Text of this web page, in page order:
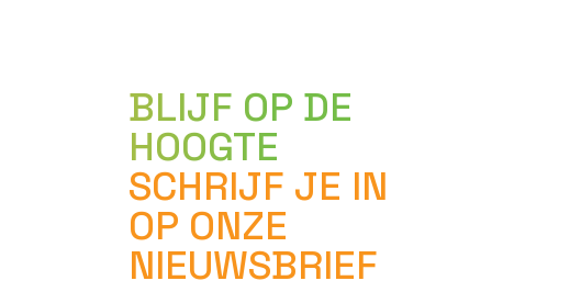
BLIJF OP DE
HOOGTE
SCHRIJF JE IN
OP ONZE
NIEUWSBRIEF